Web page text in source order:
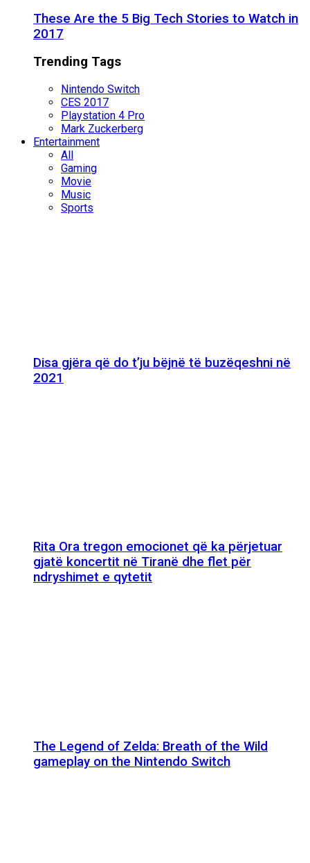
These Are the 5 Big Tech Stories to Watch in
2017
Trending Tags
Nintendo Switch
CES 2017
Playstation 4 Pro
Mark Zuckerberg
Entertainment
All
Gaming
Movie
Music
Sports
Disa gjëra që do t’ju bëjnë të buzëqeshni në
2021
Rita Ora tregon emocionet që ka përjetuar
gjatë koncertit në Tiranë dhe flet për
ndryshimet e qytetit
The Legend of Zelda: Breath of the Wild
gameplay on the Nintendo Switch